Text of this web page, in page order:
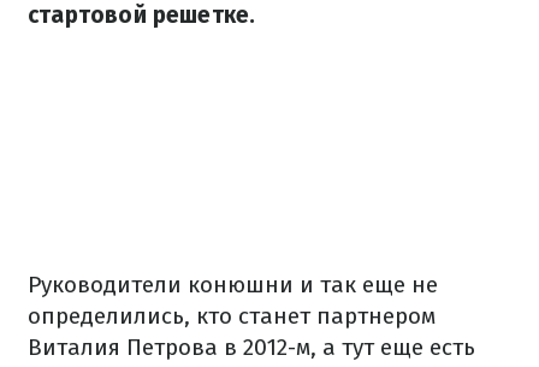
стартовой решетке.
Руководители конюшни и так еще не
определились, кто станет партнером
Виталия Петрова в 2012-м, а тут еще есть